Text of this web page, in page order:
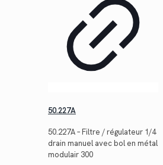
50.227A
50.227A – Filtre / régulateur 1/4
drain manuel avec bol en métal
modulair 300